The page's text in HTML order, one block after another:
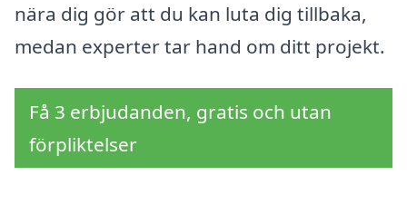
nära dig gör att du kan luta dig tillbaka,
medan experter tar hand om ditt projekt.
Få 3 erbjudanden, gratis och utan
förpliktelser